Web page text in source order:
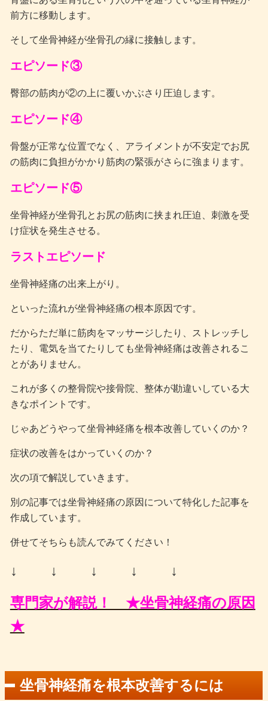
前方に移動します。
そして坐骨神経が坐骨孔の縁に接触します。
エピソード③
臀部の筋肉が②の上に覆いかぶさり圧迫します。
エピソード④
骨盤が正常な位置でなく、アライメントが不安定でお尻
の筋肉に負担がかかり筋肉の緊張がさらに強まります。
エピソード⑤
坐骨神経が坐骨孔とお尻の筋肉に挟まれ圧迫、刺激を受
け症状を発生させる。
ラストエピソード
坐骨神経痛の出来上がり。
といった流れが坐骨神経痛の根本原因です。
だからただ単に筋肉をマッサージしたり、ストレッチし
たり、電気を当てたりしても坐骨神経痛は改善されるこ
とがありません。
これが多くの整骨院や接骨院、整体が勘違いしている大
きなポイントです。
じゃあどうやって坐骨神経痛を根本改善していくのか？
症状の改善をはかっていくのか？
次の項で解説していきます。
別の記事では坐骨神経痛の原因について特化した記事を
作成しています。
併せてそちらも読んでみてください！
↓ ↓ ↓ ↓ ↓
専門家が解説！ ★坐骨神経痛の原因
★
坐骨神経痛を根本改善するには